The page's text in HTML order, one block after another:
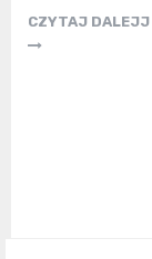
CZYTAJ DALEJJ